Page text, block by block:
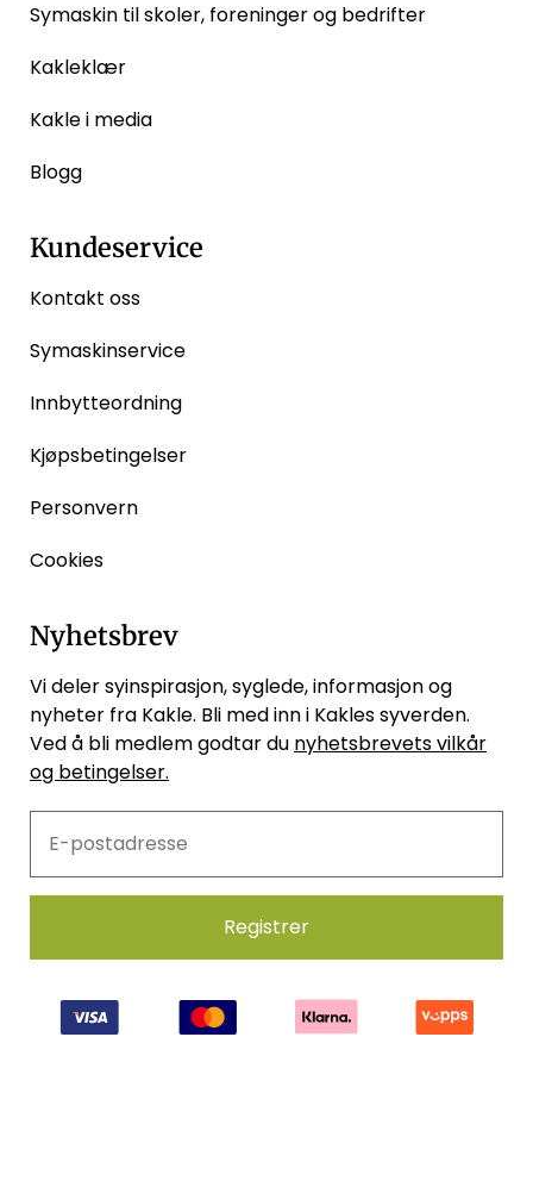
Symaskin til skoler, foreninger og bedrifter
Kakleklær
Kakle i media
Blogg
Kundeservice
Kontakt oss
Symaskinservice
Innbytteordning
Kjøpsbetingelser
Personvern
Cookies
Nyhetsbrev
Vi deler syinspirasjon, syglede, informasjon og
nyheter fra Kakle. Bli med inn i Kakles syverden.
Ved å bli medlem godtar du nyhetsbrevets vilkår
og betingelser.